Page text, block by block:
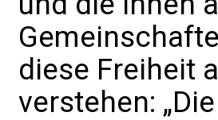
diese Freiheit
verstehen: